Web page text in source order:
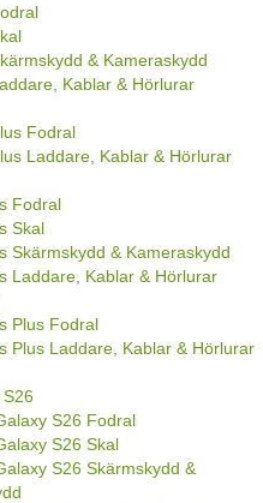
& Kameraskydd
Kablar & Hörlurar
Fodral
Laddare, Kablar & Hörlurar
Fodral
Skal
Skärmskydd & Kameraskydd
Laddare, Kablar & Hörlurar
Plus Fodral
Plus Laddare, Kablar & Hörlurar
S26 Fodral
S26 Skal
S26 Skärmskydd &